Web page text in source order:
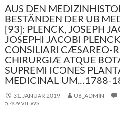
AUS DEN
BESTÄNDEN DER UB
[93]: PLENCK, JOSEPH
JOSEPHI JACOBI PLENCK
CONSILIARI CÆSAREO-
CHIRURGIÆ ATQUE
SUPREMI ICONES
MEDICINALIUM…1788-
31. JANUAR 2019 UB_ADMIN
5.409 VIEWS